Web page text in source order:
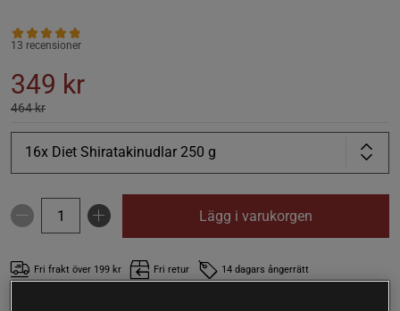
13 recensioner
349 kr
464 kr
16x Diet Shiratakinudlar 250 g
Lägg i varukorgen
Fri frakt över 199 kr Fri retur 14 dagars ångerrätt